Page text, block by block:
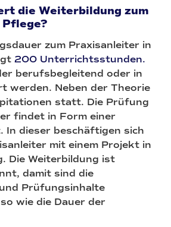
die Weiterbildung zum
zum Praxisanleiter in
200 Unterrichtsstunden.
berufsbegleitend oder in
werden. Neben der Theorie
statt. Die Prüfung
findet in Form einer
In dieser beschäftigen sich
mit einem Projekt in
Die Weiterbildung ist
damit sind die
Prüfungsinhalte
wie die Dauer der